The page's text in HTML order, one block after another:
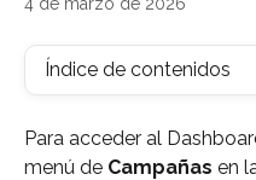
Índice de contenidos
Para acceder al
menú de Campañas en